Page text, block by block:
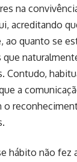
na
acreditando
ao quanto se
Contudo,
a
o
hábito não fez